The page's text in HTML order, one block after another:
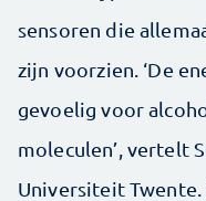
sensoren die
zijn voorzien. ‘De
gevoelig voor
moleculen’, vertelt
Universiteit Twente.